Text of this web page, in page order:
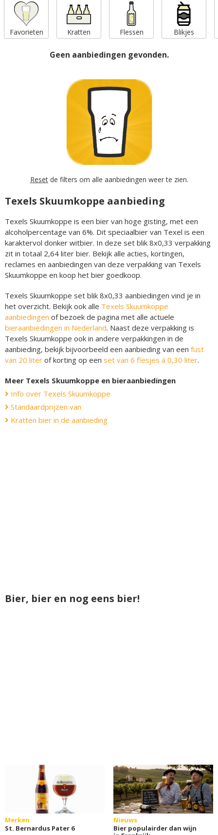
Favorieten Kratten Flessen Blikjes
Geen aanbiedingen gevonden.
Resetde filters om alle aanbiedingen weer te zien.
Texels Skuumkoppe aanbieding
Texels Skuumkoppe is een bier van hoge gisting, met een
alcoholpercentage van 6%. Dit speciaalbier van Texel is een
karaktervol donker witbier. In deze set blik 8x0,33 verpakking
zit in totaal 2,64 liter bier. Bekijk alle acties, kortingen,
reclames en aanbiedingen van deze verpakking van Texels
Skuumkoppe en koop het bier goedkoop.
Texels Skuumkoppe set blik 8x0,33 aanbiedingen vind je in
het overzicht. Bekijk ook alle Texels Skuumkoppe
aanbiedingen of bezoek de pagina met alle actuele
bieraanbiedingen in Nederland. Naast deze verpakking is
Texels Skuumkoppe ook in andere verpakkingen in de
aanbieding, bekijk bijvoorbeeld een aanbieding van een fust
van 20 liter of korting op een set van 6 flesjes á 0,30 liter.
Meer Texels Skuumkoppe en bieraanbiedingen
Info over Texels Skuumkoppe
Standaardprijzen van
Kratten bier in de aanbieding
Bier, bier en nog eens bier!
Merken
St. Bernardus Pater 6
Nieuws
Bier populairder dan wijn